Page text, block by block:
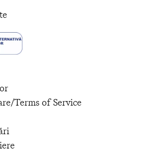
Terms of Service